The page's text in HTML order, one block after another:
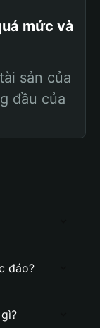
mức và
sản của
đầu của
đáo?